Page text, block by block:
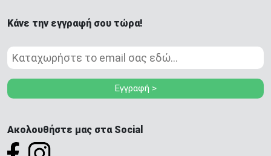
Κάνε την εγγραφή σου τώρα!
Εγγραφή >
Ακολουθήστε μας στα Social